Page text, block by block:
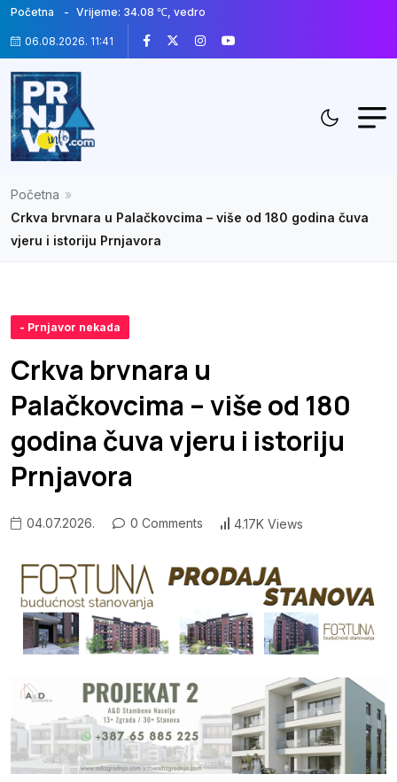
Početna Vrijeme: 34.08 ℃, vedro
06.08.2026. 11:41
Početna »
Crkva brvnara u Palačkovcima – više od 180 godina čuva
vjeru i istoriju Prnjavora
- Prnjavor nekada
Crkva brvnara u
Palačkovcima – više od 180
godina čuva vjeru i istoriju
Prnjavora
04.07.2026. 0 Comments 4.17K Views